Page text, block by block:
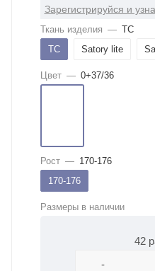
Зарегистрируйся и
Ткань изделия — ТС
ТС
Satory lite
Цвет — 0+37/36
Рост — 170-176
170-176
Размеры в наличии
42
-